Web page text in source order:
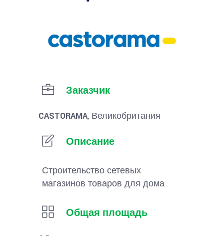
Заказчик
CASTORAMA, Великобритания
Описание
Строительство сетевых
магазинов товаров для дома
Общая площадь